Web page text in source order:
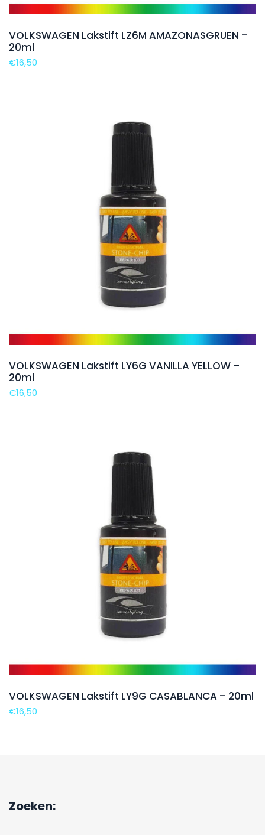
VOLKSWAGEN Lakstift LZ6M AMAZONASGRUEN –
20ml
€16,50
VOLKSWAGEN Lakstift LY6G VANILLA YELLOW –
20ml
€16,50
VOLKSWAGEN Lakstift LY9G CASABLANCA – 20ml
€16,50
Zoeken: